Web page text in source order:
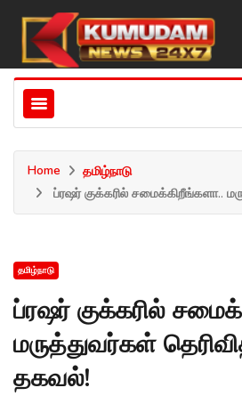
Home
தமிழ்நாடு
ப்ரஷர் குக்கரில் சமைக்கிறீங்களா..
தமிழ்நாடு
ப்ரஷர் குக்கரில்
மருத்துவர்கள்
தகவல்!